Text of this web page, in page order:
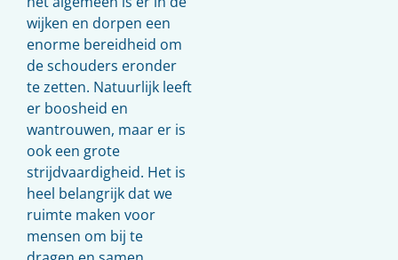
wijken en dorpen een
enorme bereidheid om
de schouders eronder
te zetten. Natuurlijk leeft
er boosheid en
wantrouwen, maar er is
ook een grote
strijdvaardigheid. Het is
heel belangrijk dat we
ruimte maken voor
mensen om bij te